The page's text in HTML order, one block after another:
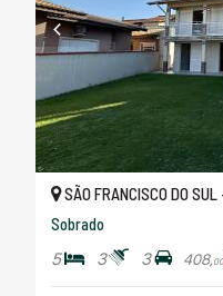
SÃO FRANCISCO DO SUL
Sobrado
5 3 3 408,